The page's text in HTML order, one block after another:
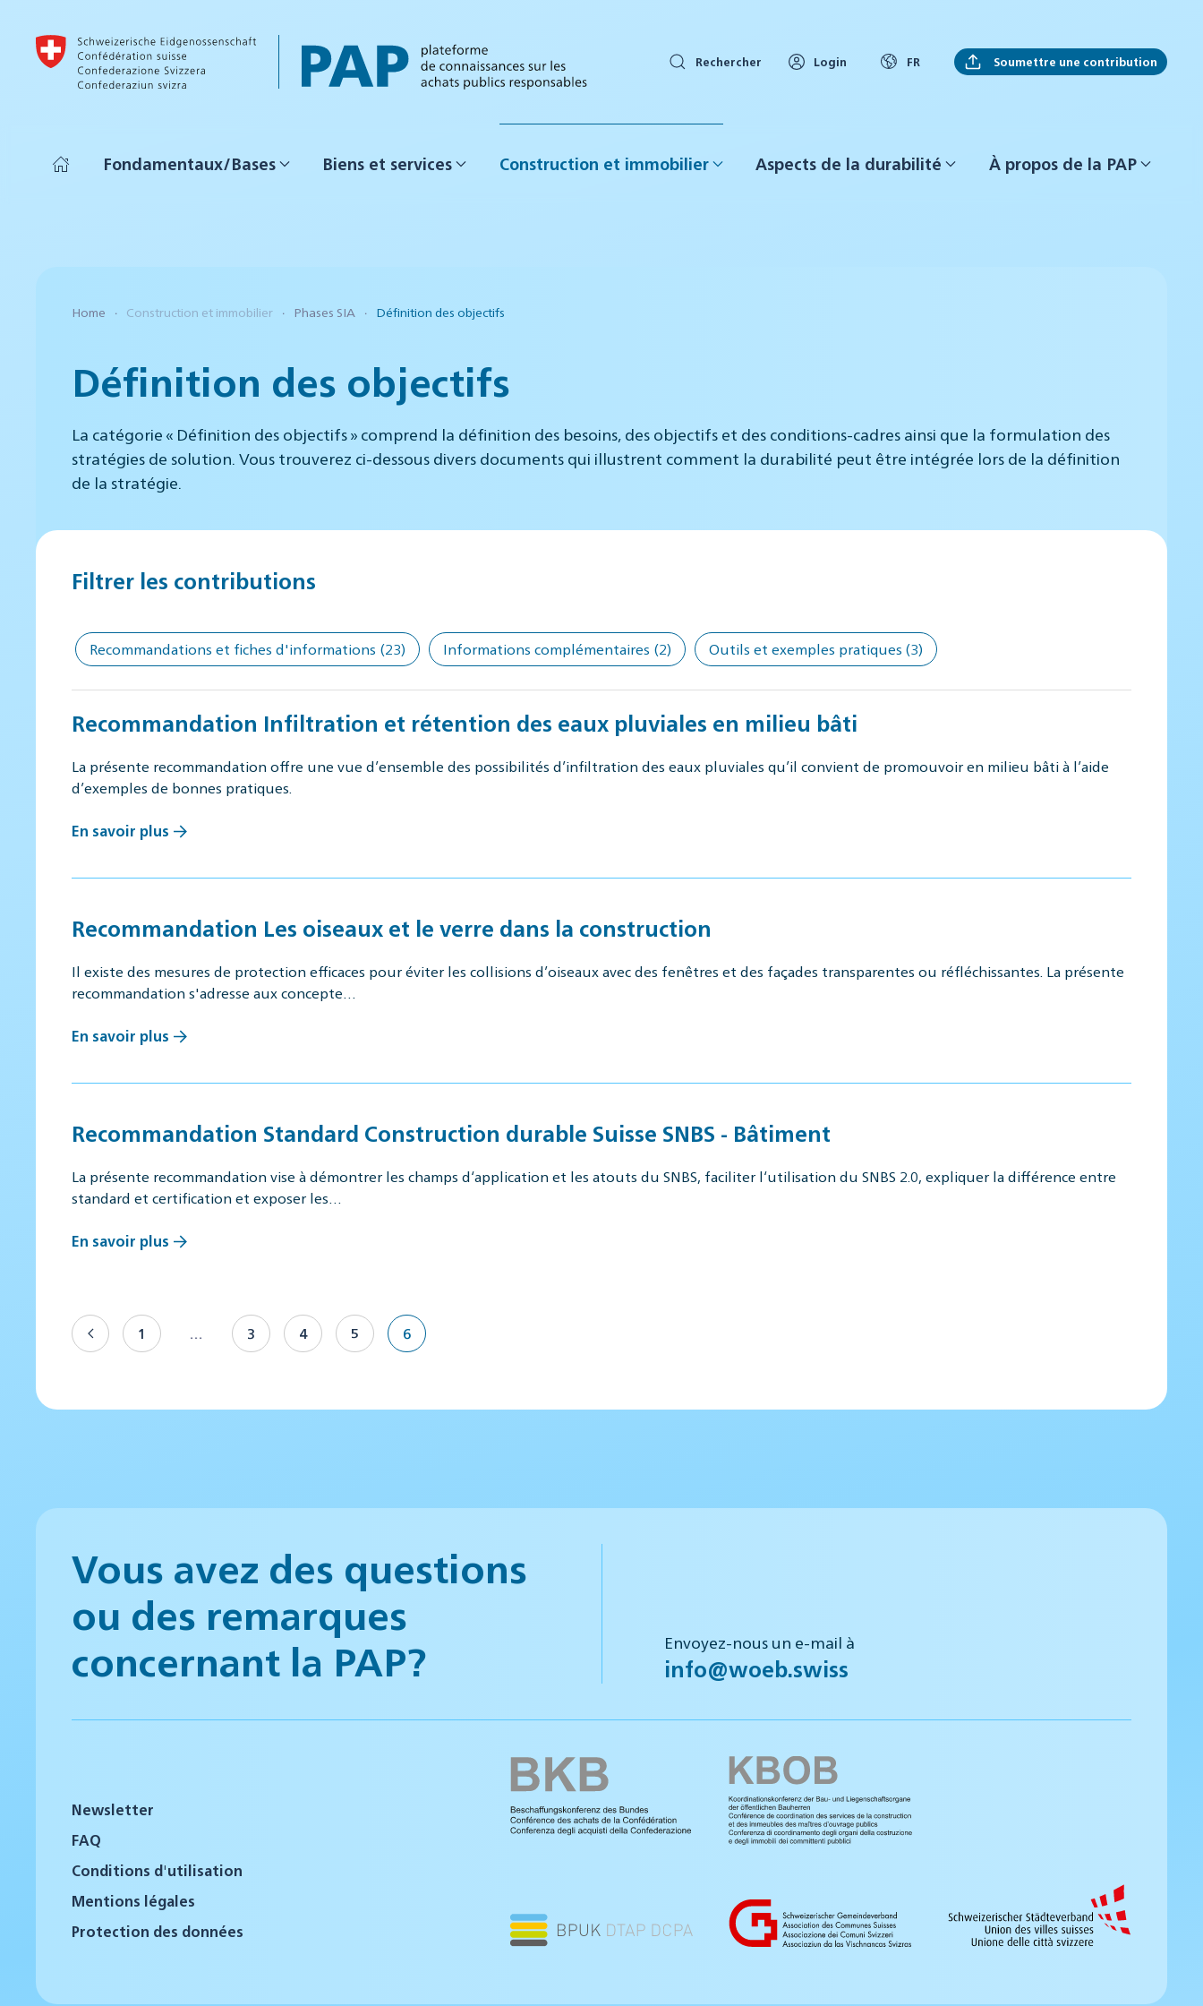
Accéder au contenu principal
Rechercher Login FR Soumettre une contribution
Fondamentaux/Bases Biens et services Construction et immobilier Aspects de la durabilité À propos de la PAP
Home Construction et immobilier Phases SIA Définition des objectifs
Définition des objectifs
La catégorie « Définition des objectifs » comprend la définition des besoins, des objectifs et des conditions-cadres ainsi que la formulation des
stratégies de solution. Vous trouverez ci-dessous divers documents qui illustrent comment la durabilité peut être intégrée lors de la définition
de la stratégie.
Filtrer les contributions
Recommandations et fiches d'informations (23) Informations complémentaires (2) Outils et exemples pratiques (3)
Recommandation Infiltration et rétention des eaux pluviales en milieu bâti
La présente recommandation offre une vue d’ensemble des possibilités d’infiltration des eaux pluviales qu’il convient de promouvoir en milieu bâti à l’aide
d’exemples de bonnes pratiques.
En savoir plus
Recommandation Les oiseaux et le verre dans la construction
Il existe des mesures de protection efficaces pour éviter les collisions d’oiseaux avec des fenêtres et des façades transparentes ou réfléchissantes. La présente
recommandation s'adresse aux concepte…
En savoir plus
Recommandation Standard Construction durable Suisse SNBS - Bâtiment
La présente recommandation vise à démontrer les champs d‘application et les atouts du SNBS, faciliter l‘utilisation du SNBS 2.0, expliquer la différence entre
standard et certification et exposer les…
En savoir plus
1 3 4 5 6
Vous avez des questions
ou des remarques
concernant la PAP?
Envoyez-nous un e-mail à
info@woeb.swiss
Newsletter
FAQ
Conditions d'utilisation
Mentions légales
Protection des données